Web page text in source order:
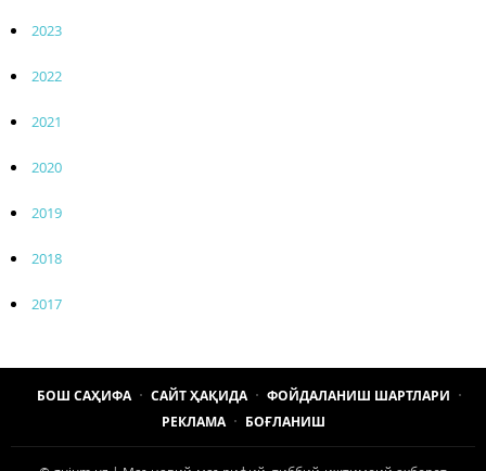
2023
2022
2021
2020
2019
2018
2017
БОШ САҲИФА САЙТ ҲАҚИДА
ФОЙДАЛАНИШ ШАРТЛАРИ
РЕКЛАМА
БОҒЛАНИШ